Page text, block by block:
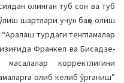
олинган туб сон ва туб
шартлари учун баҳо олиш
турдаги тенгламалар
Франкел ва Бисадзе-
корректлигини
олиб келиб ўрганиш”